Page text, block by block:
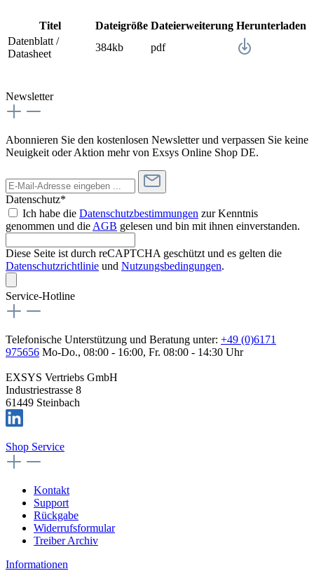
Titel Dateigröße Dateierweiterung Herunterladen
Datenblatt /
Datasheet
384kb pdf
Newsletter
Abonnieren Sie den kostenlosen Newsletter und verpassen Sie keine
Neuigkeit oder Aktion mehr von Exsys Online Shop DE.
Datenschutz*
Ich habe die Datenschutzbestimmungen zur Kenntnis
genommen und die AGB gelesen und bin mit ihnen einverstanden.
Diese Seite ist durch reCAPTCHA geschützt und es gelten die
Datenschutzrichtlinie und Nutzungsbedingungen.
Service-Hotline
Telefonische Unterstützung und Beratung unter: +49 (0)6171
975656 Mo-Do., 08:00 - 16:00, Fr. 08:00 - 14:30 Uhr
EXSYS Vertriebs GmbH
Industriestrasse 8
61449 Steinbach
Shop Service
Kontakt
Support
Rückgabe
Widerrufsformular
Treiber Archiv
Informationen